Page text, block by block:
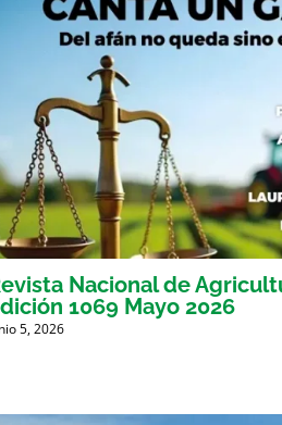
Nacional de
1069 Mayo 2026
5, 2026